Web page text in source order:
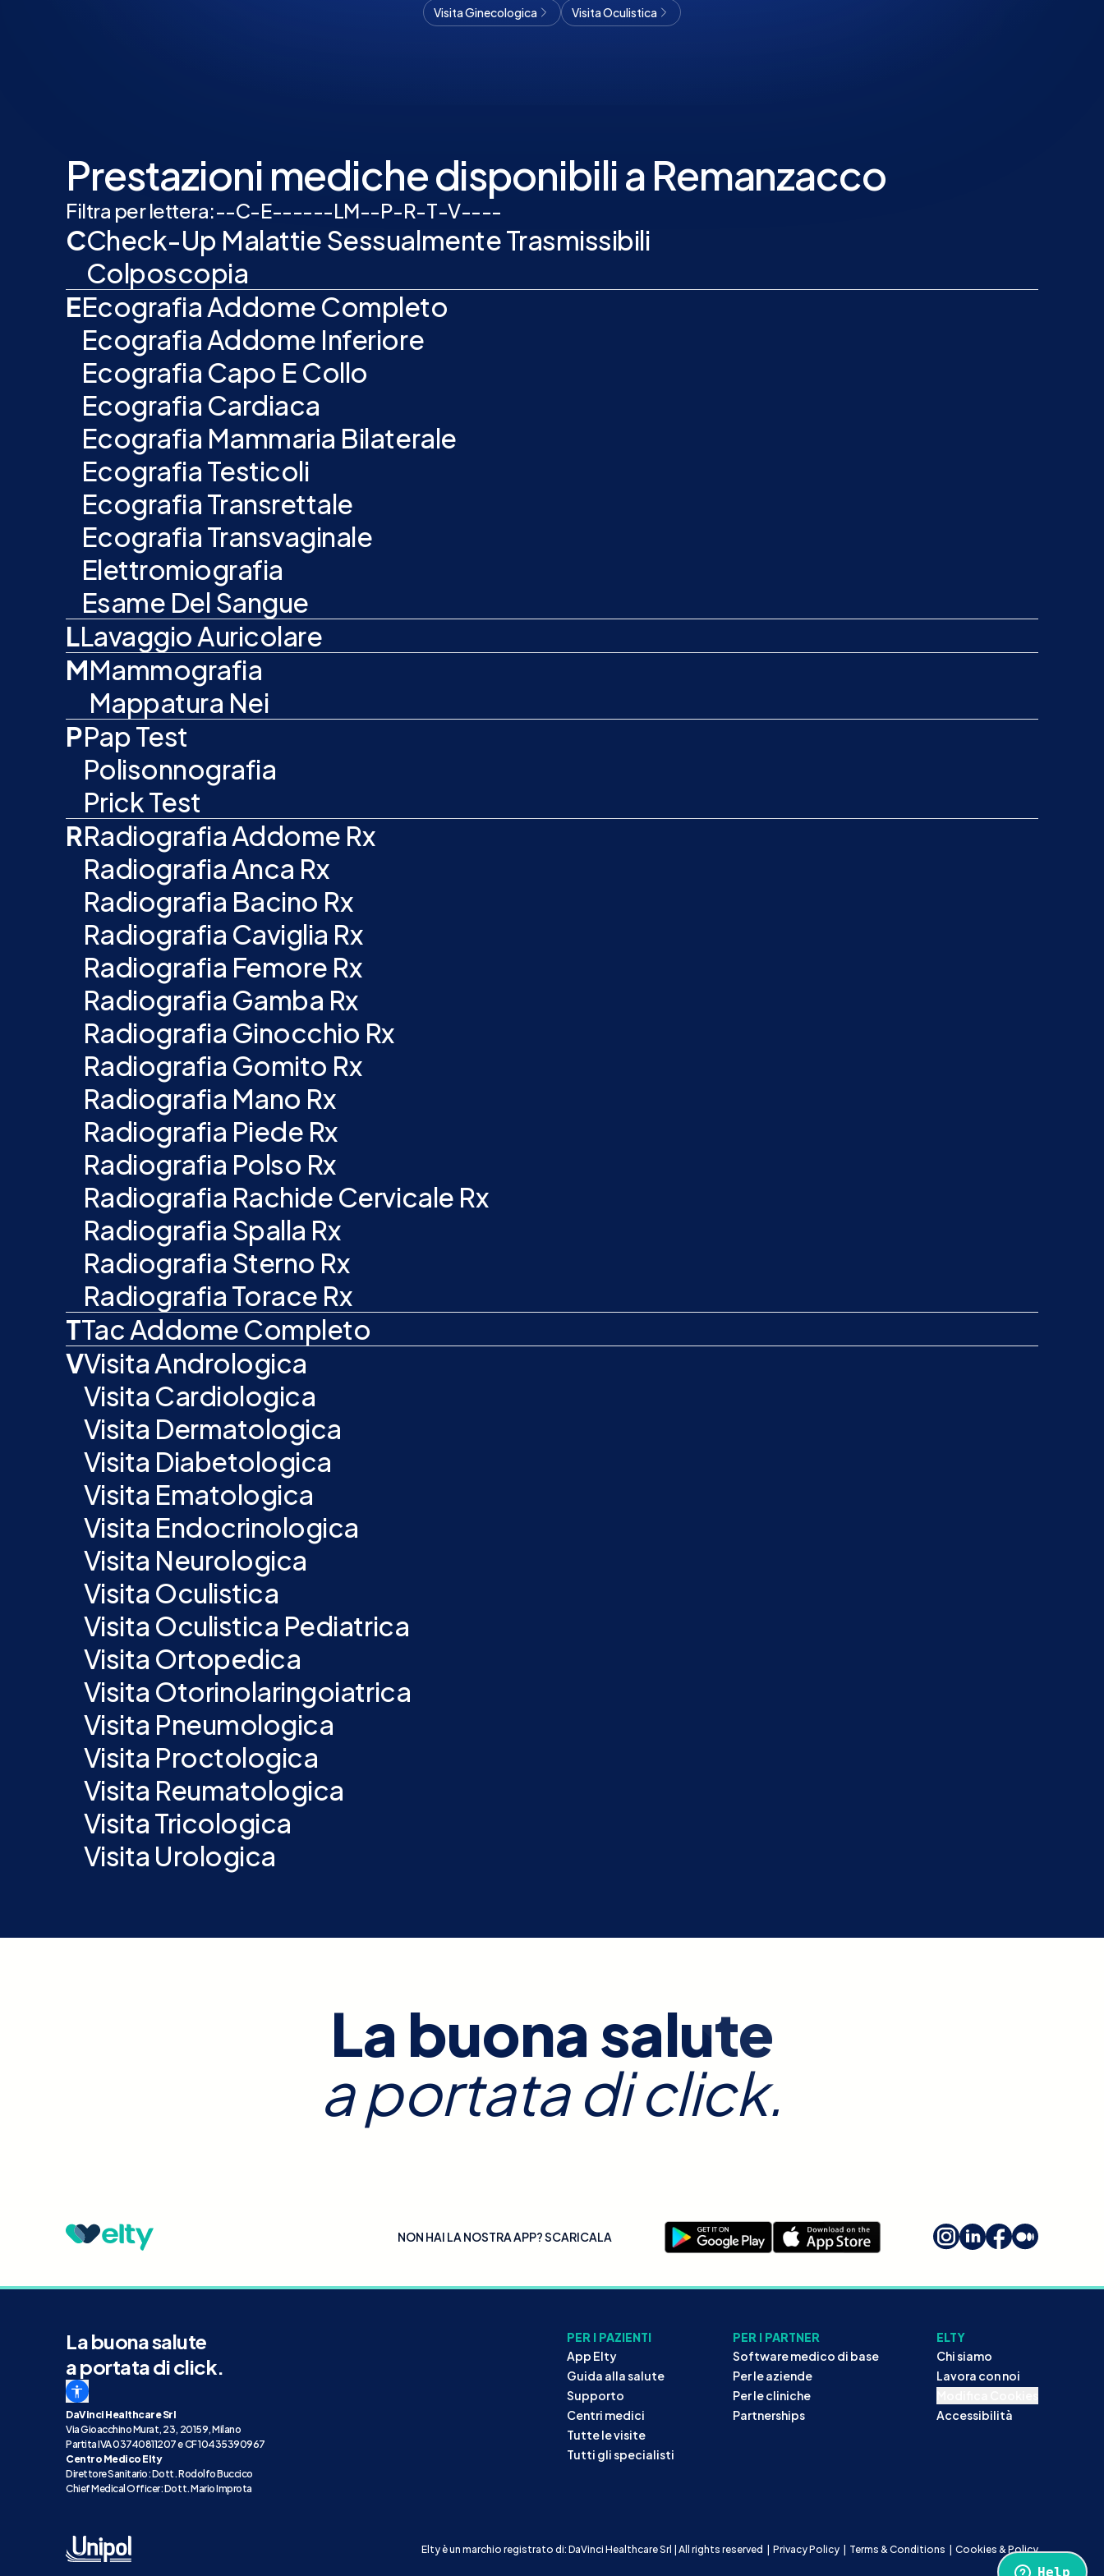
Visita Ginecologica
Visita Oculistica
Prestazioni mediche disponibili a Remanzacco
Filtra per lettera:--C-E------LM--P-R-T-V----
CCheck-Up Malattie Sessualmente Trasmissibili
Colposcopia
EEcografia Addome Completo
Ecografia Addome Inferiore
Ecografia Capo E Collo
Ecografia Cardiaca
Ecografia Mammaria Bilaterale
Ecografia Testicoli
Ecografia Transrettale
Ecografia Transvaginale
Elettromiografia
Esame Del Sangue
LLavaggio Auricolare
MMammografia
Mappatura Nei
PPap Test
Polisonnografia
Prick Test
RRadiografia Addome Rx
Radiografia Anca Rx
Radiografia Bacino Rx
Radiografia Caviglia Rx
Radiografia Femore Rx
Radiografia Gamba Rx
Radiografia Ginocchio Rx
Radiografia Gomito Rx
Radiografia Mano Rx
Radiografia Piede Rx
Radiografia Polso Rx
Radiografia Rachide Cervicale Rx
Radiografia Spalla Rx
Radiografia Sterno Rx
Radiografia Torace Rx
TTac Addome Completo
VVisita Andrologica
Visita Cardiologica
Visita Dermatologica
Visita Diabetologica
Visita Ematologica
Visita Endocrinologica
Visita Neurologica
Visita Oculistica
Visita Oculistica Pediatrica
Visita Ortopedica
Visita Otorinolaringoiatrica
Visita Pneumologica
Visita Proctologica
Visita Reumatologica
Visita Tricologica
Visita Urologica
La buona salute
a portata di click.
NON HAI LA NOSTRA APP? SCARICALA
La buona salute
a portata di click.
DaVinci Healthcare Srl
Via Gioacchino Murat, 23, 20159, Milano
Partita IVA 03740811207 e CF 10435390967
Centro Medico Elty
Direttore Sanitario: Dott. Rodolfo Buccico
Chief Medical Officer: Dott. Mario Improta
PER I PAZIENTI
App Elty
Guida alla salute
Supporto
Centri medici
Tutte le visite
Tutti gli specialisti
PER I PARTNER
Software medico di base
Per le aziende
Per le cliniche
Partnerships
ELTY
Chi siamo
Lavora con noi
Accessibilità
Elty è un marchio registrato di: DaVinci Healthcare Srl | All rights reserved | Privacy Policy | Terms & Conditions | Cookies & Policy
Help